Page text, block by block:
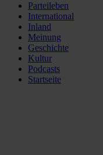
Parteileben
International
Inland
Meinung
Geschichte
Kultur
Podcasts
Startseite